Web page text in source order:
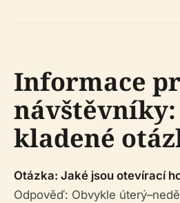
Informace
návštěvníky:
kladené
Otázka: Jaké jsou otevírací
Odpověď: Obvykle